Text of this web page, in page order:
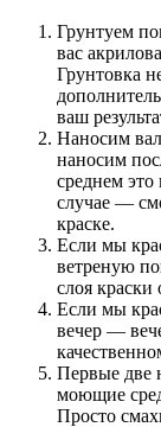
Грунтуем
вас
Грунтовка
ваш
Наносим
наносим
среднем
случае —
краске.
Если мы
ветреную
слоя
Если мы
вечер —
Первые две
моющие
Просто